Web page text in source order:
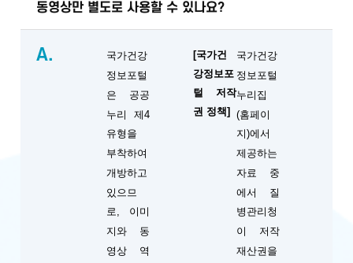
동영상만 별도로 사용할 수 있나요?
A.
국가건강
정보포털
은 공공
누리 제4
유형을
부착하여
개방하고
있으므
로, 이미
지와 동
영상 역
[국가건
강정보포
털 저작
권 정책]
국가건강
정보포털
누리집
(홈페이
지)에서
제공하는
자료 중
에서 질
병관리청
이 저작
재산권을